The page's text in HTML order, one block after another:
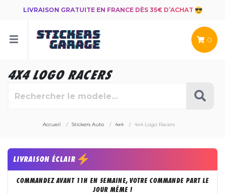
LIVRAISON GRATUITE EN FRANCE DÈS 35€ D’ACHAT
0
4X4 LOGO RACERS
Accueil Stickers Auto 4x4 4x4 Logo Racers
LIVRAISON ÉCLAIR
COMMANDEZ AVANT 11H EN SEMAINE, VOTRE COMMANDE PART LE
JOUR MÊME !